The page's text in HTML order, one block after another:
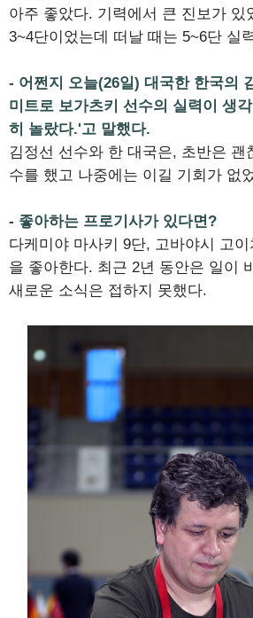
아주 좋았다. 기력에서 큰 진보가 있
3~4단이었는데 떠날 때는 5~6단 실
- 어쩐지 오늘(26일) 대국한 한국의
미트로 보가츠키 선수의 실력이 생
히 놀랐다.'고 말했다.
김정선 선수와 한 대국은, 초반은 괜
수를 했고 나중에는 이길 기회가 없
- 좋아하는 프로기사가 있다면?
다케미야 마사키 9단, 고바야시 고
을 좋아한다. 최근 2년 동안은 일이
새로운 소식은 접하지 못했다.